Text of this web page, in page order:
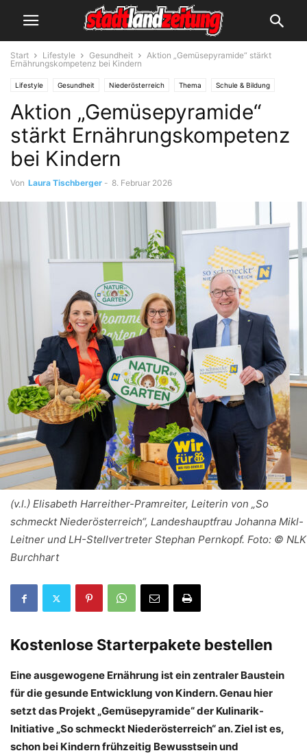
Start Lifestyle Gesundheit
Aktion „Gemüsepyramide“ stärkt
Ernährungskompetenz bei Kindern
Lifestyle Gesundheit Niederösterreich Thema Schule & Bildung
Aktion „Gemüsepyramide“
stärkt Ernährungskompetenz
bei Kindern
Von Laura Tischberger - 8. Februar 2026
(v.l.) Elisabeth Harreither-Pramreiter, Leiterin von „So
schmeckt Niederösterreich“, Landeshauptfrau Johanna Mikl-
Leitner und LH-Stellvertreter Stephan Pernkopf. Foto: © NLK
Burchhart
Kostenlose Starterpakete bestellen
Eine ausgewogene Ernährung ist ein zentraler Baustein
für die gesunde Entwicklung von Kindern. Genau hier
setzt das Projekt „Gemüsepyramide“ der Kulinarik-
Initiative „So schmeckt Niederösterreich“ an. Ziel ist es,
schon bei Kindern frühzeitig Bewusstsein und